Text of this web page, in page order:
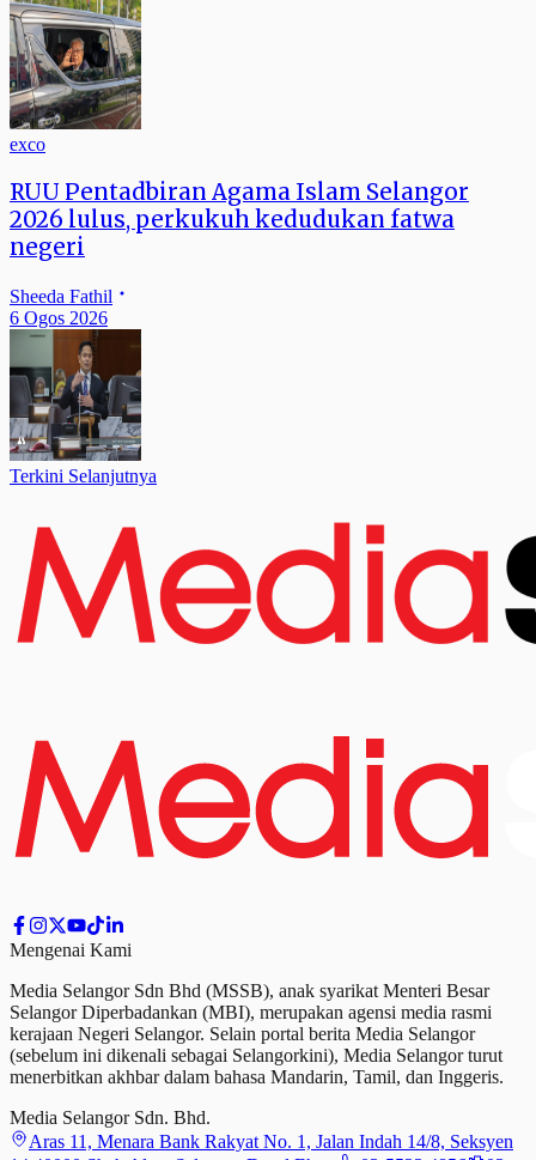
exco
RUU Pentadbiran Agama Islam Selangor
2026 lulus, perkukuh kedudukan fatwa
negeri
Sheeda Fathil
6 Ogos 2026
Terkini Selanjutnya
Mengenai Kami
Media Selangor Sdn Bhd (MSSB), anak syarikat Menteri Besar
Selangor Diperbadankan (MBI), merupakan agensi media rasmi
kerajaan Negeri Selangor. Selain portal berita Media Selangor
(sebelum ini dikenali sebagai Selangorkini), Media Selangor turut
menerbitkan akhbar dalam bahasa Mandarin, Tamil, dan Inggeris.
Media Selangor Sdn. Bhd.
Aras 11, Menara Bank Rakyat No. 1, Jalan Indah 14/8, Seksyen